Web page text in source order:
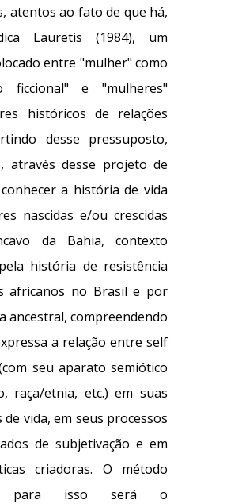
atentos ao fato de que há,
Lauretis (1984), um
entre "mulher" como
ficcional" e "mulheres"
históricos de relações
desse pressuposto,
através desse projeto de
a história de vida
nascidas e/ou crescidas
da Bahia, contexto
história de resistência
africanos no Brasil e por
ancestral, compreendendo
a relação entre self
seu aparato semiótico
raça/etnia, etc.) em suas
vida, em seus processos
de subjetivação e em
criadoras. O método
para isso será o